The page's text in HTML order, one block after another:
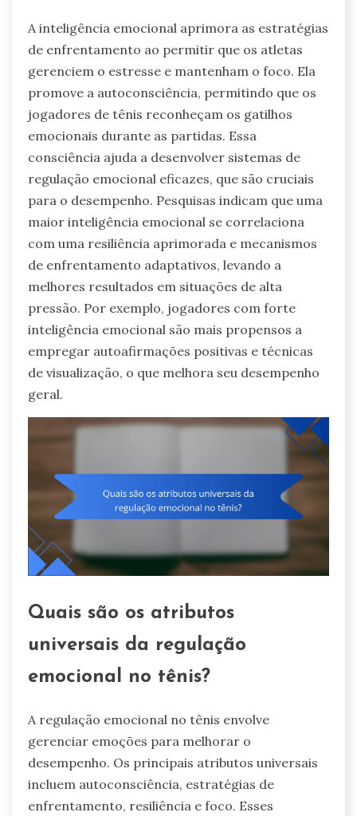
A inteligência emocional aprimora as estratégias
de enfrentamento ao permitir que os atletas
gerenciem o estresse e mantenham o foco. Ela
promove a autoconsciência, permitindo que os
jogadores de tênis reconheçam os gatilhos
emocionais durante as partidas. Essa
consciência ajuda a desenvolver sistemas de
regulação emocional eficazes, que são cruciais
para o desempenho. Pesquisas indicam que uma
maior inteligência emocional se correlaciona
com uma resiliência aprimorada e mecanismos
de enfrentamento adaptativos, levando a
melhores resultados em situações de alta
pressão. Por exemplo, jogadores com forte
inteligência emocional são mais propensos a
empregar autoafirmações positivas e técnicas
de visualização, o que melhora seu desempenho
geral.
Quais são os atributos
universais da regulação
emocional no tênis?
A regulação emocional no tênis envolve
gerenciar emoções para melhorar o
desempenho. Os principais atributos universais
incluem autoconsciência, estratégias de
enfrentamento, resiliência e foco. Esses